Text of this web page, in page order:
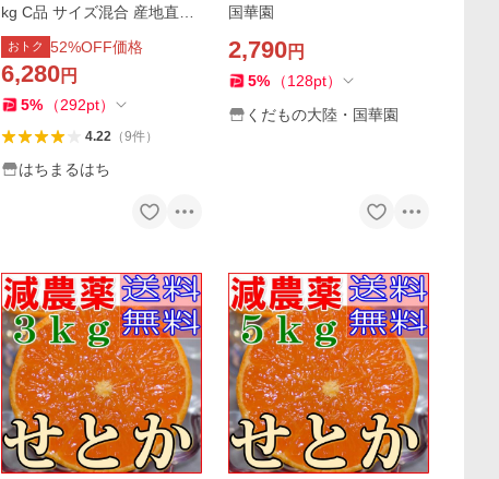
kg C品 サイズ混合 産地直送
大三島 ※ ふるさと納税 では
ありません
おトク 52%OFF価格
6,280円
5% （292pt）
4.22（9件）
はちまるはち
国華園
2,790円
5% （128pt）
くだもの大陸・国華園